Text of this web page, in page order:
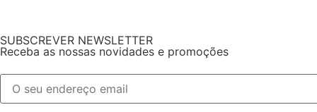
SUBSCREVER NEWSLETTER
Receba as nossas novidades e promoções